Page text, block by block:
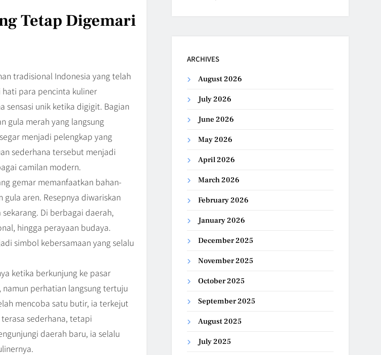
Tetap Digemari
tradisional Indonesia yang telah
para pencinta kuliner
sensasi unik ketika digigit. Bagian
gula merah yang langsung
menjadi pelengkap yang
sederhana tersebut menjadi
camilan modern.
gemar memanfaatkan bahan-
aren. Resepnya diwariskan
Di berbagai daerah,
hingga perayaan budaya.
simbol kebersamaan yang selalu
ketika berkunjung ke pasar
perhatian langsung tertuju
mencoba satu butir, ia terkejut
sederhana, tetapi
daerah baru, ia selalu
ARCHIVES
August 2026
July 2026
June 2026
May 2026
April 2026
March 2026
February 2026
January 2026
December 2025
November 2025
October 2025
September 2025
August 2025
July 2025